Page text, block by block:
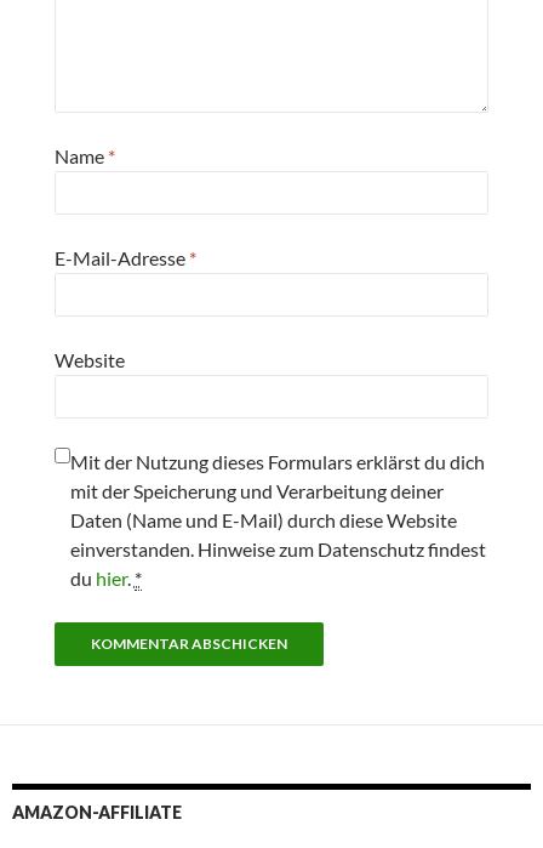
Name *
E-Mail-Adresse *
Website
Mit der Nutzung dieses Formulars erklärst du dich
mit der Speicherung und Verarbeitung deiner
Daten (Name und E-Mail) durch diese Website
einverstanden. Hinweise zum Datenschutz findest
du hier. *
AMAZON-AFFILIATE